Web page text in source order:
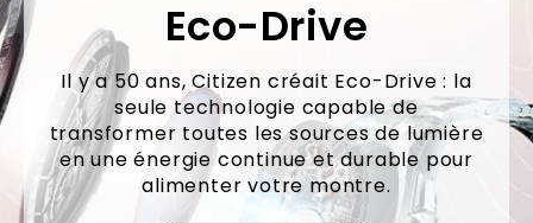
Eco-Drive
Il y a 50 ans, Citizen créait Eco-Drive : la
seule technologie capable de
transformer toutes les sources de lumière
en une énergie continue et durable pour
alimenter votre montre.